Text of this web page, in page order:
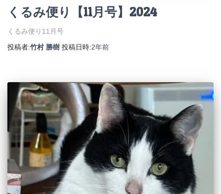
くるみ便り【11月号】2024
くるみ便り11月号
投稿者:竹村 勝樹 投稿日時:2年前